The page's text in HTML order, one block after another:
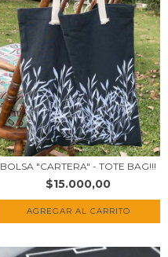
BOLSA "CARTERA" - TOTE BAG!!!
$15.000,00
AGREGAR AL CARRITO